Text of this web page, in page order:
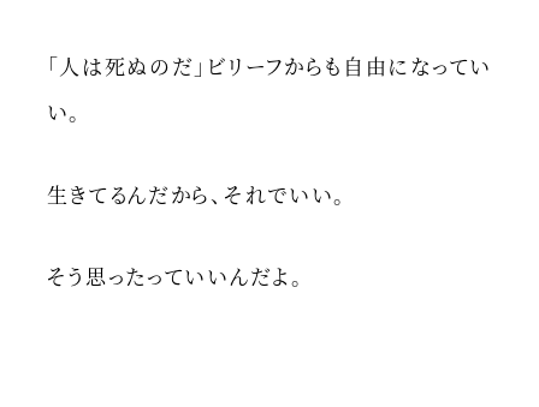
「人は死ぬのだ」ビリーフからも自由になってい
い。
生きてるんだから、それでいい。
そう思ったっていいんだよ。